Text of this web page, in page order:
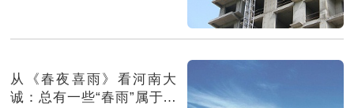
从《春夜喜雨》看河南大
诚：总有一些“春雨”属于大